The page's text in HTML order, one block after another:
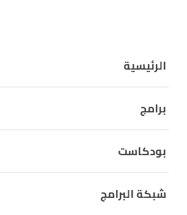
الرئيسية
برامج
بودكاست
شبكة البرامج